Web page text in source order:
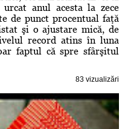
anul acesta la zece
de punct procentual faţă
şi o ajustare mică, de
record atins în luna
faptul că spre sfârşitul
83 vizualizări